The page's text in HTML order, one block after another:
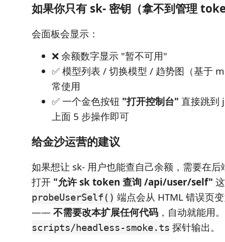
如果你只有 sk- 密钥（拿不到管理
会面板会显示：
❌ 余额数字显示 "暂不可用"
✅ 模型列表 / 切换模型 / 趋势图（基于
常使用
✅ 一个金色按钮 "打开控制台" 直接跳到
上面 5 步操作即可
给金沙运营的建议
如果想让 sk- 用户也能查自己余额，需要在
打开 "允许 sk token 查询 /api/user/self"
probeUserSelf() 端点会从 HTML 错误页
——不需要改本扩展任何代码 ，自动就能用
scripts/headless-smoke.ts 探针输出。